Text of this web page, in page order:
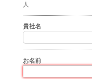
人
貴社名
お名前